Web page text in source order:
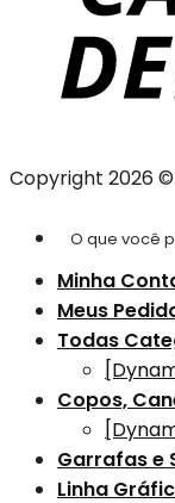
Copyright 2026 ©
Minha
Meus
Todas
Copos,
Garrafas e
Linha